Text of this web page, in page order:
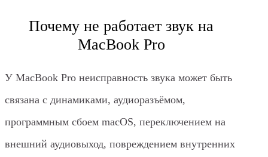
Почему не работает звук на
MacBook Pro
У MacBook Pro неисправность звука может быть
связана с динамиками, аудиоразъёмом,
программным сбоем macOS, переключением на
внешний аудиовыход, повреждением внутренних